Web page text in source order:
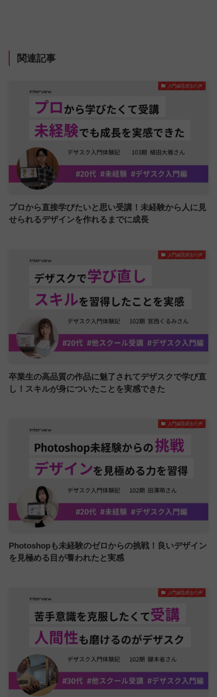
関連記事
入門編受講生の声
プロから直接学びたいと思い受講！未経験から人に見
せられるデザインを作れるまでに成長
入門編受講生の声
卒業生の高品質の作品に魅了されてデザスクで学び直
し！スキルが身についたことを実感できた
入門編受講生の声
Photoshopも未経験のゼロからの挑戦！良いデザイン
を見極める目が養われたと実感
入門編受講生の声